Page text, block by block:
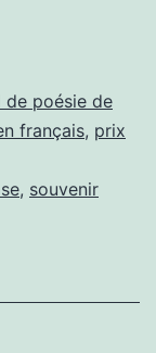
poésie de
français, prix
, souvenir